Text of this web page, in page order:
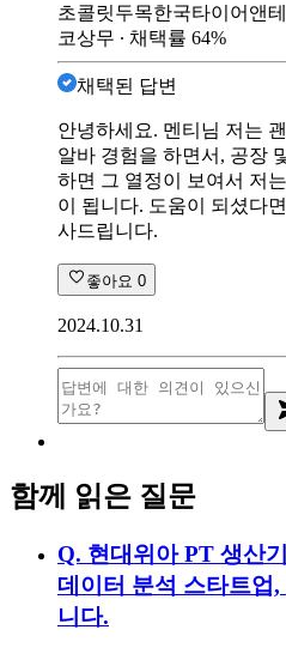
초콜릿두목한국타이어앤
코상무 ∙ 채택률 64%
채택된 답변
안녕하세요. 멘티님 저는
알바 경험을 하면서, 공장
하면 그 열정이 보여서 저
이 됩니다. 도움이 되셨다
사드립니다.
좋아요 0
2024.10.31
함께 읽은 질문
Q. 현대위아 PT 생산
데이터 분석 스타트업
니다.